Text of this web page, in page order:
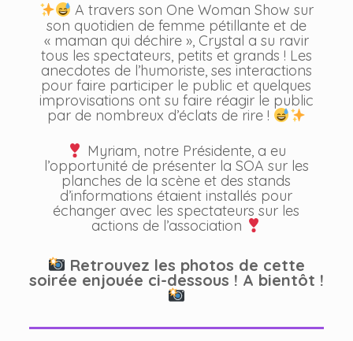
A travers son One Woman Show sur
son quotidien de femme pétillante et de
« maman qui déchire », Crystal a su ravir
tous les spectateurs, petits et grands ! Les
anecdotes de l’humoriste, ses interactions
pour faire participer le public et quelques
improvisations ont su faire réagir le public
par de nombreux d’éclats de rire !
Myriam, notre Présidente, a eu
l’opportunité de présenter la SOA sur les
planches de la scène et des stands
d’informations étaient installés pour
échanger avec les spectateurs sur les
actions de l’association
Retrouvez les photos de cette
soirée enjouée ci-dessous ! A bientôt !